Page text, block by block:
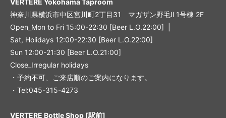
VERTERE Yokohama Taproom
神奈川県横浜市中区宮川町2丁目31 マガザン野毛Ⅱ 1号棟 2F
Open_Mon to Fri 15:00-22:30 [Beer L.O.22:00] |
Sat, Holidays 12:00-22:30 [Beer L.O.22:00]
Sun 12:00-21:30 [Beer L.O.21:00]
Close_Irregular holidays
・予約不可、ご来店順のご案内になります。
・Tel:045-315-4273
VERTERE Bottle Shop [駅前]